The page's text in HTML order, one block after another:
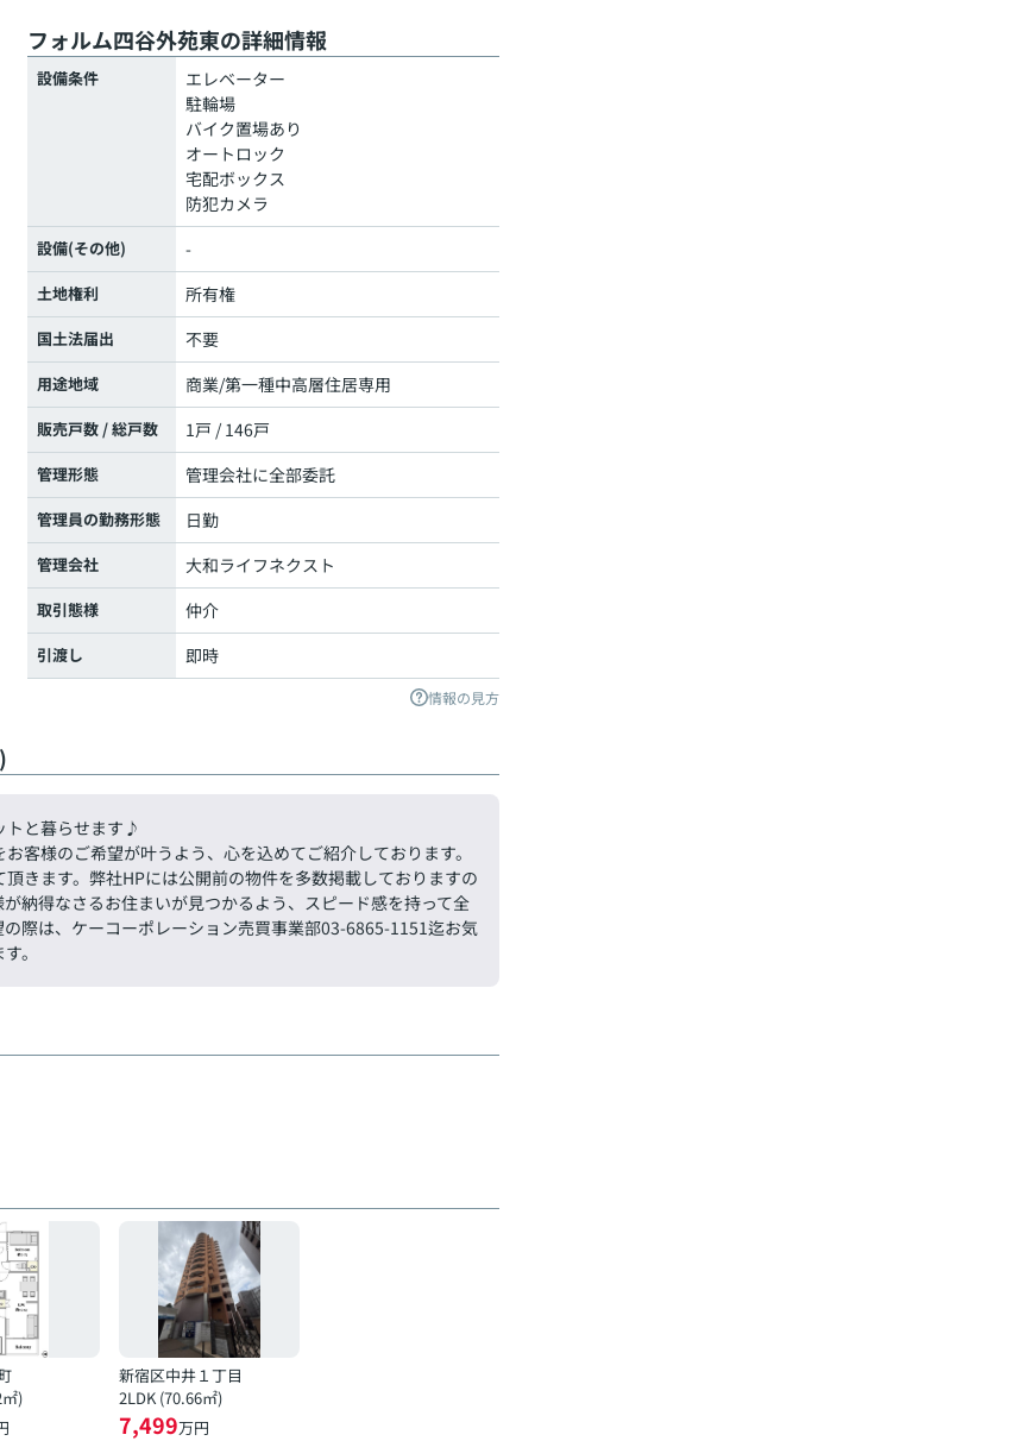
フォルム四谷外苑東の詳細情報
設備条件
エレベーター
駐輪場
バイク置場あり
オートロック
宅配ボックス
防犯カメラ
設備(その他) -
土地権利 所有権
国土法届出 不要
用途地域 商業/第一種中高層住居専用
販売戸数 / 総戸数 1戸 / 146戸
管理形態 管理会社に全部委託
管理員の勤務形態 日勤
管理会社 大和ライフネクスト
取引態様 仲介
引渡し 即時
情報の見方
トと暮らせます♪
客様のご希望が叶うよう、心を込めてご紹介しております。
きます。弊社HPには公開前の物件を多数掲載しておりますの
納得なさるお住まいが見つかるよう、スピード感を持って全
際は、ケーコーポレーション売買事業部03-6865-1151迄お気
。
)
新宿区中井１丁目
2LDK (70.66㎡)
7,499万円